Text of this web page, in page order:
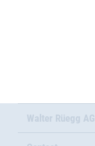
Walter Rüegg AG